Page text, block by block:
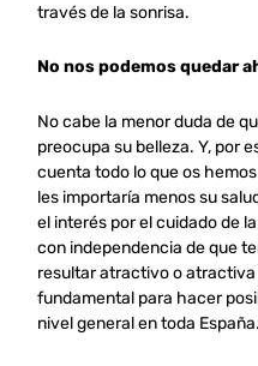
través de la sonrisa.
No nos podemos quedar
No cabe la menor duda de
preocupa su belleza. Y, por
cuenta todo lo que os
les importaría menos su
el interés por el cuidado de
con independencia de que
resultar atractivo o atractiva
fundamental para hacer
nivel general en toda España.